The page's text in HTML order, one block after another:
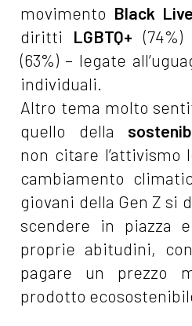
movimento Black
diritti LGBTQ+
(63%) – legate
individuali.
Altro tema molto
quello della
non citare l’attivismo
cambiamento
giovani della Gen Z si
scendere in piazza
proprie abitudini,
pagare un prezzo
prodotto